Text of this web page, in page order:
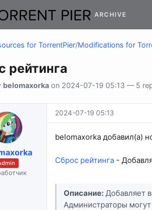
ARCHIVE
for TorrentPier/Modifications for
рейтинга
belomaxorka on 2024-07-19 05:13 — 5
2024-07-19 05:13
belomaxorka добавил(а)
Сброс рейтинга -
Описание: Добавляет
Администраторы